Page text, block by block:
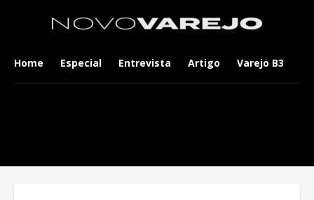
Home Especial Entrevista Artigo Varejo B3